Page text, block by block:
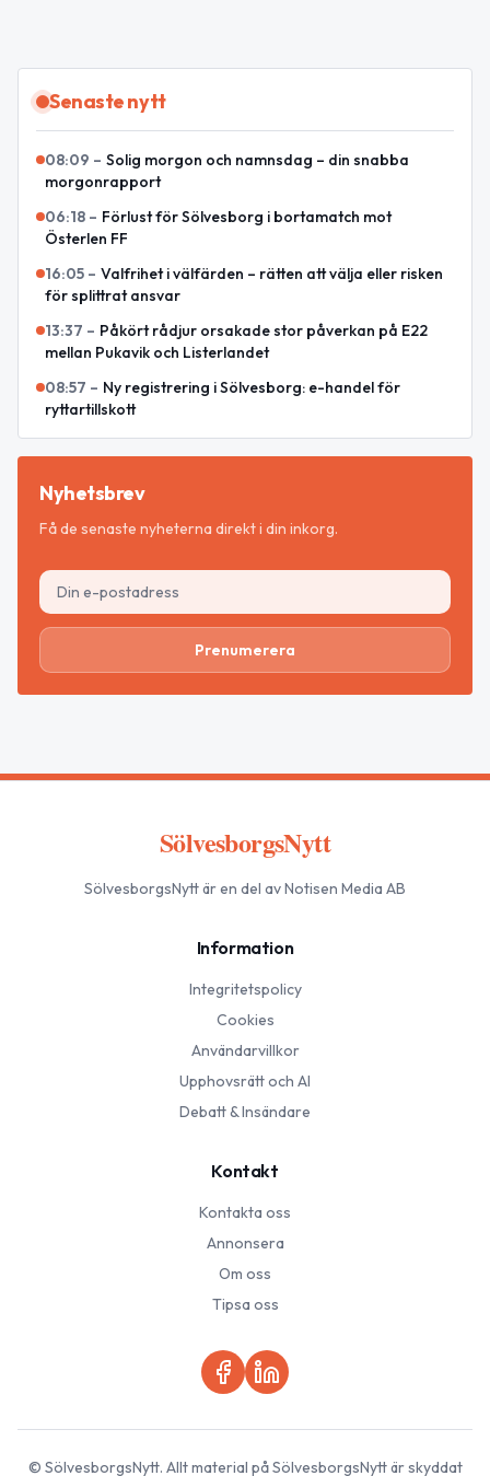
Senaste nytt
08:09 – Solig morgon och namnsdag – din snabba
morgonrapport
06:18 – Förlust för Sölvesborg i bortamatch mot
Österlen FF
16:05 – Valfrihet i välfärden – rätten att välja eller risken
för splittrat ansvar
13:37 – Påkört rådjur orsakade stor påverkan på E22
mellan Pukavik och Listerlandet
08:57 – Ny registrering i Sölvesborg: e-handel för
ryttartillskott
Nyhetsbrev
Få de senaste nyheterna direkt i din inkorg.
Prenumerera
SölvesborgsNytt
SölvesborgsNyttär en del av Notisen Media AB
Information
Integritetspolicy
Cookies
Användarvillkor
Upphovsrätt och AI
Debatt & Insändare
Kontakt
Kontakta oss
Annonsera
Om oss
Tipsa oss
© SölvesborgsNytt. Allt material påSölvesborgsNyttär skyddat